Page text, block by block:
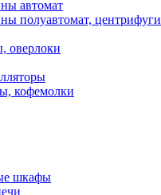
автомат
полуавтомат, центрифуги
кофемолки
шкафы